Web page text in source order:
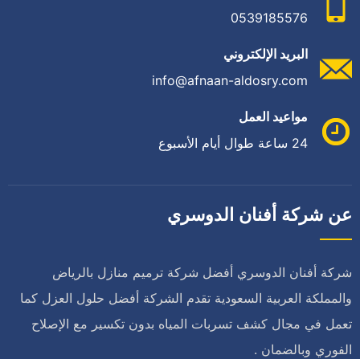
0539185576
البريد الإلكتروني
info@afnaan-aldosry.com
مواعيد العمل
24 ساعة طوال أيام الأسبوع
عن شركة أفنان الدوسري
شركة أفنان الدوسري أفضل شركة ترميم منازل بالرياض
والمملكة العربية السعودية تقدم الشركة أفضل حلول العزل كما
تعمل في مجال كشف تسربات المياه بدون تكسير مع الإصلاح
الفوري وبالضمان .